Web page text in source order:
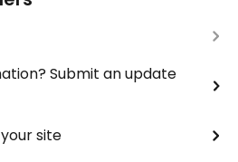
Submit an update
site